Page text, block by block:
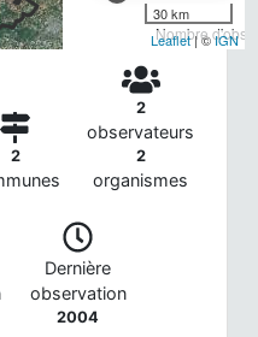
Nombre
30 km
Leaflet| ©IGN
2
2
observateurs
2
organismes
Dernière
observation
2004